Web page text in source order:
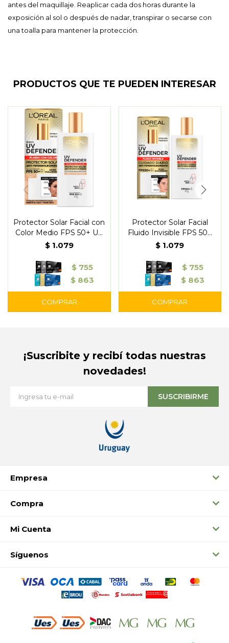
antes del maquillaje. Reaplicar cada dos horas durante la
exposición al sol o después de nadar, transpirar o secarse con
una toalla para mantener la protección.
PRODUCTOS QUE TE PUEDEN INTERESAR
Protector Solar Facial con
Color Medio FPS 50+ UV
Defender Fluido 40 ml -
$ 1.079
$ 755
$ 863
Protector Solar Facial
Fluido Invisible FPS 50+
UV Defender 40 ml -
$ 1.079
$ 755
$ 863
Empresa
Compra
Mi Cuenta
Síguenos
¡Suscribite y recibí todas nuestras
novedades!
SUSCRIBIRME